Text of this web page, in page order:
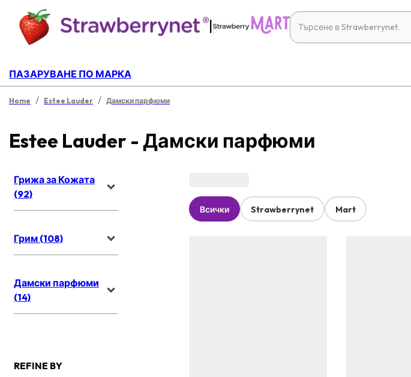
|
ПАЗАРУВАНЕ ПО МАРКА
Home / Estee Lauder / Дамски парфюми
Estee Lauder - Дамски парфюми
Грижа за Кожата
(92)
Грим (108)
Дамски парфюми
(14)
REFINE BY
Всички Strawberrynet Mart